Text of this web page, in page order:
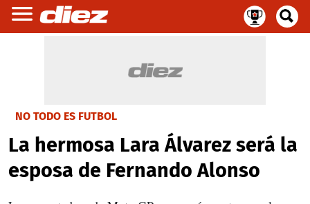
NO TODO ES FUTBOL
La hermosa Lara Álvarez será la
esposa de Fernando Alonso